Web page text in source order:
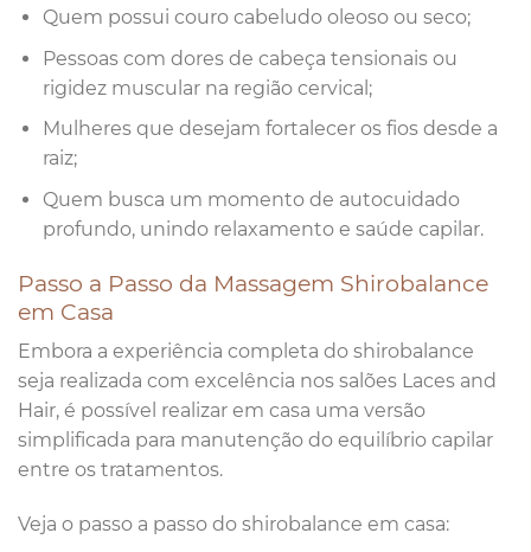
Quem possui couro cabeludo oleoso ou seco;
Pessoas com dores de cabeça tensionais ou
rigidez muscular na região cervical;
Mulheres que desejam fortalecer os fios desde a
raiz;
Quem busca um momento de autocuidado
profundo, unindo relaxamento e saúde capilar.
Passo a Passo da Massagem Shirobalance
em Casa
Embora a experiência completa do shirobalance
seja realizada com excelência nos salões Laces and
Hair, é possível realizar em casa uma versão
simplificada para manutenção do equilíbrio capilar
entre os tratamentos.
Veja o passo a passo do shirobalance em casa: